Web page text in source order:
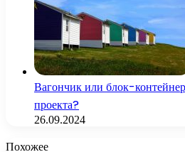
Вагончик или блок-
проекта?
26.09.2024
Похожее